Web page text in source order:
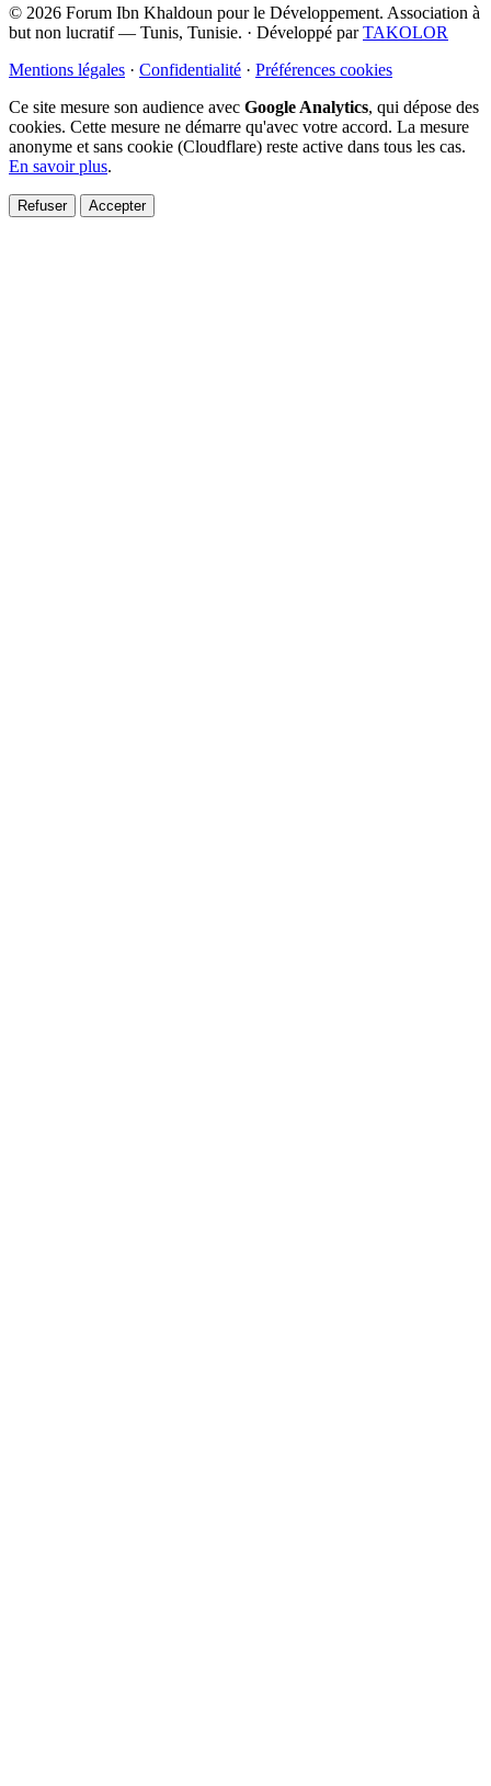
© 2026 Forum Ibn Khaldoun pour le Développement. Association à
but non lucratif — Tunis, Tunisie. · Développé parTAKOLOR
Mentions légales · Confidentialité · Préférences cookies
Ce site mesure son audience avec Google Analytics, qui dépose des
cookies. Cette mesure ne démarre qu'avec votre accord. La mesure
anonyme et sans cookie (Cloudflare) reste active dans tous les cas.
En savoir plus.
Refuser Accepter